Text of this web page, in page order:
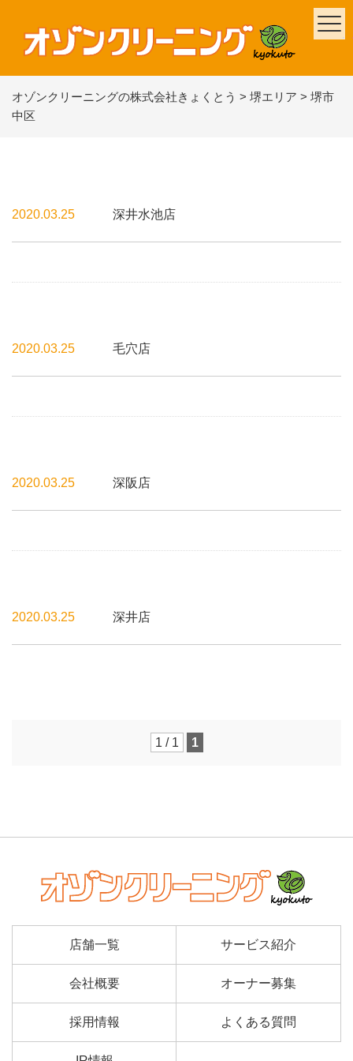
オゾンクリーニングの株式会社きょくとう > 堺エリア > 堺市
中区
2020.03.25 深井水池店
2020.03.25 毛穴店
2020.03.25 深阪店
2020.03.25 深井店
1 / 1 1
店舗一覧 サービス紹介
会社概要 オーナー募集
採用情報 よくある質問